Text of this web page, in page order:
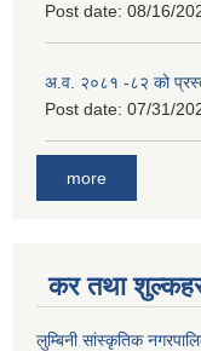
Post date: 08/16/
अ.व. २०८१ -८२ को
Post date: 07/31/
more
कर तथा
लुम्बिनी सांस्कृतिक